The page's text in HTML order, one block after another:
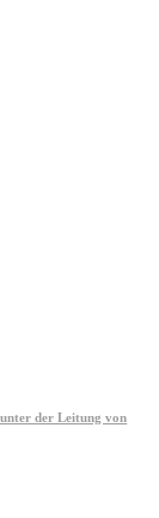
der Leitung von